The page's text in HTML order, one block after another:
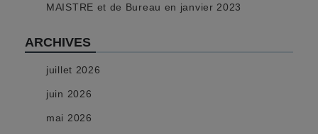
MAISTRE et de Bureau en janvier 2023
ARCHIVES
juillet 2026
juin 2026
mai 2026